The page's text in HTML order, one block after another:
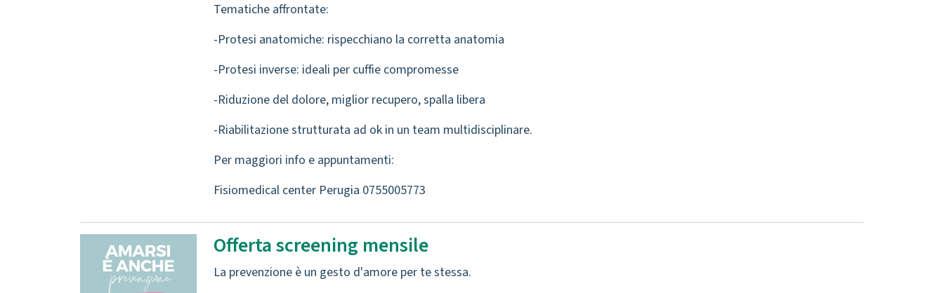
Tematiche affrontate:
-Protesi anatomiche: rispecchiano la corretta anatomia
-Protesi inverse: ideali per cuffie compromesse
-Riduzione del dolore, miglior recupero, spalla libera
-Riabilitazione strutturata ad ok in un team multidisciplinare.
Per maggiori info e appuntamenti:
Fisiomedical center Perugia 0755005773
Offerta screening mensile
La prevenzione è un gesto d'amore per te stessa.